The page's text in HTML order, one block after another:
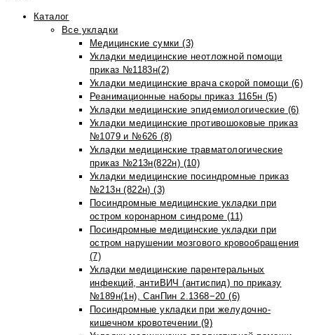
Каталог
Все укладки
Медицинские сумки (3)
Укладки медицинские неотложной помощи
приказ №1183н(2)
Укладки медицинские врача скорой помощи (6)
Реанимационные наборы приказ 1165н (5)
Укладки медицинские эпидемиологические (6)
Укладки медицинские противошоковые приказ
№1079 и №626 (8)
Укладки медицинские травматологические
приказ №213н(822н) (10)
Укладки медицинские посиндромные приказ
№213н (822н) (3)
Посиндромные медицинские укладки при
остром коронарном синдроме (11)
Посиндромные медицинские укладки при
остром нарушении мозгового кровообращения
(7)
Укладки медицинские парентеральных
инфекций, антиВИЧ (антиспид) по приказу
№189н(1н), СанПин 2.1368−20 (6)
Посиндромные укладки при желудочно-
кишечном кровотечении (9)